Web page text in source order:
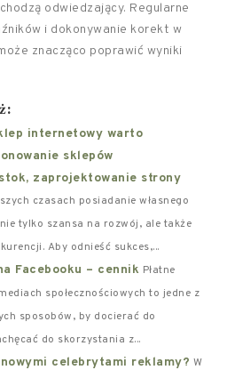
odwiedzający. Regularne
i dokonywanie korekt w
znacząco poprawić wyniki
internetowy warto
sklepów
zaprojektowanie strony
czasach posiadanie własnego
tylko szansa na rozwój, ale także
Aby odnieść sukces,...
Facebooku – cennik Płatne
społecznościowych to jedne z
sposobów, by docierać do
do skorzystania z...
celebrytami reklamy? W